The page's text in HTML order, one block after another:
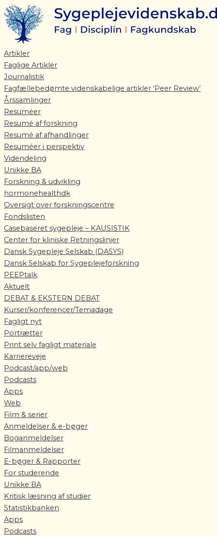
Gå
til
indholdet
Artikler
Faglige Artikler
Journalistik
Fagfællebedømte videnskabelige artikler ‘Peer Review’
Årssamlinger
Resuméer
Resumé af forskning
Resumé af afhandlinger
Resuméer i perspektiv
Videndeling
Unikke BA
Forskning & udvikling
hormonehealthdk
Oversigt over forskningscentre
Fondslisten
Casebaseret sygepleje – KAUSISTIK
Center for kliniske Retningslinjer
Dansk Sygepleje Selskab (DASYS)
Dansk Selskab for Sygeplejeforskning
PEEPtalk
Aktuelt
DEBAT & EKSTERN DEBAT
Kurser/konferencer/Temadage
Fagligt nyt
Portrætter
Print selv fagligt materiale
Karriereveje
Podcast/app/web
Podcasts
Apps
Web
Film & serier
Anmeldelser & e-bøger
Boganmeldelser
Filmanmeldelser
E-bøger & Rapporter
For studerende
Unikke BA
Kritisk læsning af studier
Statistikbanken
Apps
Podcasts